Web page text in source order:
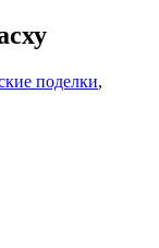
поделки,